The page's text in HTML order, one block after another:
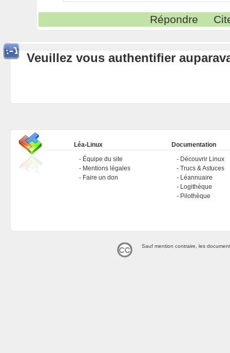
Répondre
Veuillez vous authentifier
Léa-Linux
Équipe du site
Mentions légales
Faire un don
Documentation
Découvrir Linux
Trucs & Astuces
Léannuaire
Logithèque
Pilothèque
Sauf mention contraire, les